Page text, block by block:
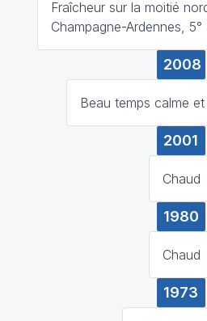
Fraîcheur sur la moitié
Champagne-Ardennes, 5°
2008
Beau temps calme
2001
Chaud
1980
Chaud
1973